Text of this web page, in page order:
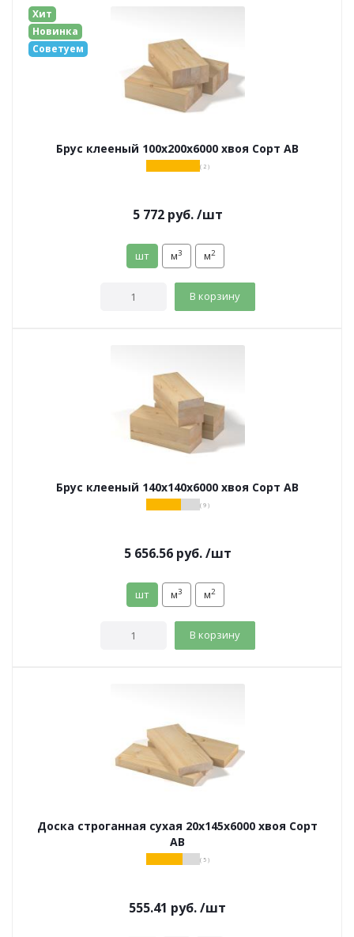
Хит
Новинка
Советуем
Брус клееный 100х200х6000 хвоя Сорт АВ
( 2 )
5 772руб. /шт
шт м3 м2
В корзину
Брус клееный 140х140х6000 хвоя Сорт АВ
( 9 )
5 656.56руб. /шт
шт м3 м2
В корзину
Доска строганная сухая 20х145х6000 хвоя Сорт
АВ
( 5 )
555.41 руб./шт